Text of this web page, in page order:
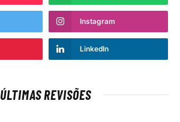
Instagram
LinkedIn
ÚLTIMAS REVISÕES